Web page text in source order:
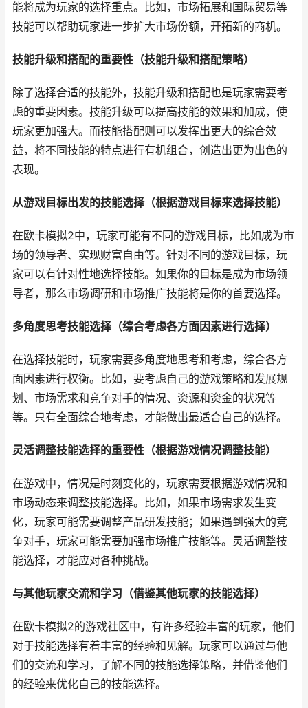
能将成为玩家的选择重点。比如，市场拓展和国际贸易等
技能可以帮助玩家进一步扩大市场份额，开拓新的商机。
技能升级和搭配的重要性（技能升级和搭配策略）
除了选择合适的技能外，技能升级和搭配也是玩家需要考
虑的重要因素。技能升级可以提高技能的效果和加成，使
玩家更加强大。而技能搭配则可以发挥出更大的综合效
益，将不同技能的特点进行有机组合，创造出更为出色的
表现。
从游戏目标出发的技能选择（根据游戏目标来选择技能）
在欧卡模拟2中，玩家可能有不同的游戏目标，比如成为市
场的领导者、实现财富自由等。针对不同的游戏目标，玩
家可以有针对性地选择技能。如果你的目标是成为市场领
导者，那么市场调研和市场推广技能将是你的首要选择。
多角度思考技能选择（综合考虑各方面因素进行选择）
在选择技能时，玩家需要多角度地思考和考虑，综合各方
面因素进行权衡。比如，要考虑自己的游戏策略和发展规
划、市场需求和竞争对手的情况、资源和资金的状况等
等。只有全面综合地考虑，才能做出最适合自己的选择。
灵活调整技能选择的重要性（根据游戏情况调整技能）
在游戏中，情况是时刻变化的，玩家需要根据游戏情况和
市场动态来调整技能选择。比如，如果市场需求发生变
化，玩家可能需要调整产品研发技能；如果遇到强大的竞
争对手，玩家可能需要加强市场推广技能等。灵活调整技
能选择，才能应对各种挑战。
与其他玩家交流和学习（借鉴其他玩家的技能选择）
在欧卡模拟2的游戏社区中，有许多经验丰富的玩家，他们
对于技能选择有着丰富的经验和见解。玩家可以通过与他
们的交流和学习，了解不同的技能选择策略，并借鉴他们
的经验来优化自己的技能选择。